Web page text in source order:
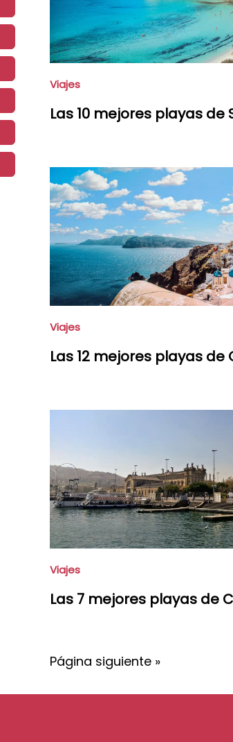
Viajes
Las 10 mejores playas de
Viajes
Las 12 mejores playas de
Viajes
Las 7 mejores playas de
Página siguiente »